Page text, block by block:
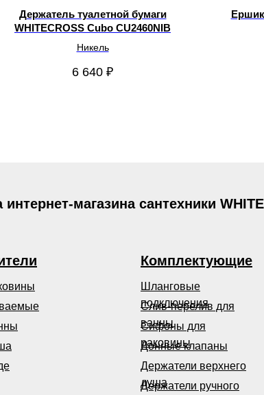
Держатель туалетной бумаги
WHITECROSS Cubo CU2460NIB
Никель
6 640 ₽
Ершик
Комплектующие
Шланговые
подключения
Слив-перелив для
ванны
Сифоны для
раковины
Донные клапаны
Держатели верхнего
душа
Держатели ручного
интернет-магазина сантехники